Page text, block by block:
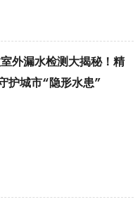
外漏水检测大揭秘！精
护城市“隐形水患”